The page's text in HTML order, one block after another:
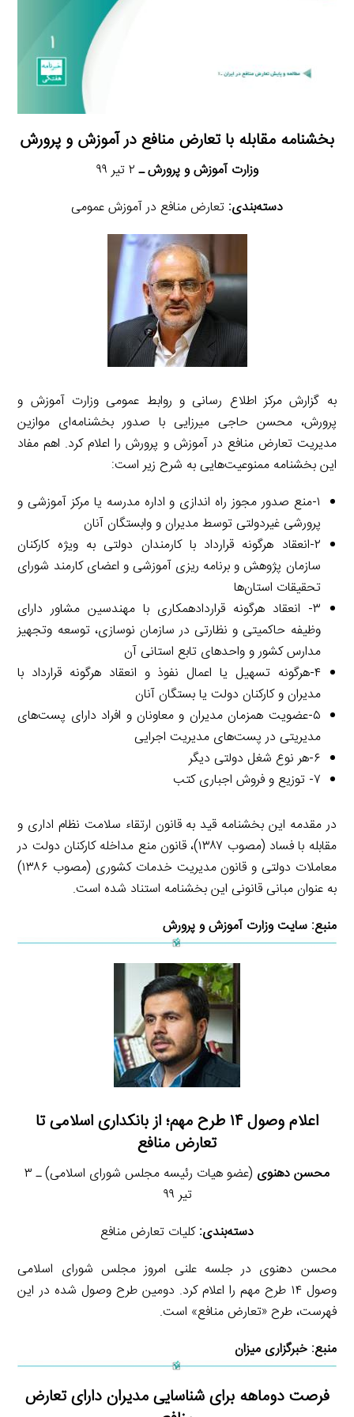
بخشنامه مقابله با تعارض منافع در آموزش و پرورش
وزارت آموزش و پرورش ـ۲ تیر ۹۹
دسته‌بندی: تعارض منافع در آموزش عمومی
به گزارش مرکز اطلاع رسانی و روابط عمومی وزارت آموزش و
پرورش، محسن حاجی میرزایی با صدور بخشنامه‌ای موازین
مدیریت تعارض منافع در آموزش و پرورش را اعلام کرد. اهم مفاد
این بخشنامه ممنوعیت‌هایی به شرح زیر است:
۱-منع صدور مجوز راه اندازی و اداره مدرسه یا مرکز آموزشی و
پرورشی غیردولتی توسط مدیران و وابستگان آنان
۲-انعقاد هرگونه قرارداد با کارمندان دولتی به ویژه کارکنان
سازمان پژوهش و برنامه ریزی آموزشی و اعضای کارمند شورای
تحقیقات استان‌ها
۳- انعقاد هرگونه قراردادهمکاری با مهندسین مشاور دارای
وظیفه حاکمیتی و نظارتی در سازمان نوسازی، توسعه وتجهیز
مدارس کشور و واحدهای تابع استانی آن
۴-هرگونه تسهیل یا اعمال نفوذ و انعقاد هرگونه قرارداد با
مدیران و کارکنان دولت یا بستگان آنان
۵-عضویت همزمان مدیران و معاونان و افراد دارای پست‌های
مدیریتی در پست‌های مدیریت اجرایی
۶-هر نوع شغل دولتی دیگر
۷- توزیع و فروش اجباری کتب
در مقدمه این بخشنامه قید به قانون ارتقاء سلامت نظام اداری و
مقابله با فساد (مصوب ۱۳۸۷)، قانون منع مداخله کارکنان دولت در
معاملات دولتی و قانون مدیریت خدمات کشوری (مصوب ۱۳۸۶)
به عنوان مبانی قانونی این بخشنامه استناد شده است.
منبع: سایت وزارت آموزش و پرورش
اعلام وصول ۱۴ طرح مهم؛ از بانکداری اسلامی تا
تعارض منافع
محسن دهنوی
(عضو هیات رئیسه مجلس شورای اسلامی) ـ ۳
تیر ۹۹
دسته‌بندی:کلیات تعارض منافع
محسن دهنوی در جلسه علنی امروز مجلس شورای اسلامی
وصول ۱۴ طرح مهم را اعلام کرد. دومین طرح وصول شده در این
فهرست، طرح «تعارض منافع» است.
منبع: خبرگزاری میزان
فرصت دوماهه برای شناسایی مدیران دارای تعارض